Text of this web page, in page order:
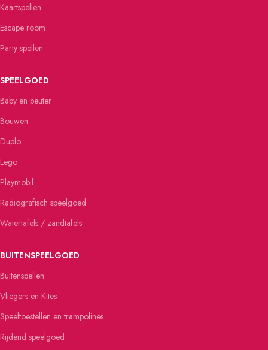
Kaartspellen
Escape room
Party spellen
SPEELGOED
Baby en peuter
Bouwen
Duplo
Lego
Playmobil
Radiografisch speelgoed
Watertafels / zandtafels
BUITENSPEELGOED
Buitenspellen
Vliegers en Kites
Speeltoestellen en trampolines
Rijdend speelgoed